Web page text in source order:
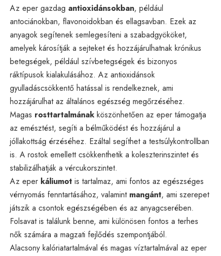
Az eper gazdag antioxidánsokban, például
antociánokban, flavonoidokban és ellagsavban. Ezek az
anyagok segítenek semlegesíteni a szabadgyököket,
amelyek károsítják a sejteket és hozzájárulhatnak krónikus
betegségek, például szívbetegségek és bizonyos
ráktípusok kialakulásához. Az antioxidánsok
gyulladáscsökkentő hatással is rendelkeznek, ami
hozzájárulhat az általános egészség megőrzéséhez.
Magas rosttartalmának köszönhetően az eper támogatja
az emésztést, segíti a bélműködést és hozzájárul a
jóllakottság érzéséhez. Ezáltal segíthet a testsúlykontrollban
is. A rostok emellett csökkenthetik a koleszterinszintet és
stabilizálhatják a vércukorszintet.
Az eper káliumot is tartalmaz, ami fontos az egészséges
vérnyomás fenntartásához, valamint mangánt, ami szerepet
játszik a csontok egészségében és az anyagcserében.
Folsavat is találunk benne, ami különösen fontos a terhes
nők számára a magzati fejlődés szempontjából.
Alacsony kalóriatartalmával és magas víztartalmával az eper